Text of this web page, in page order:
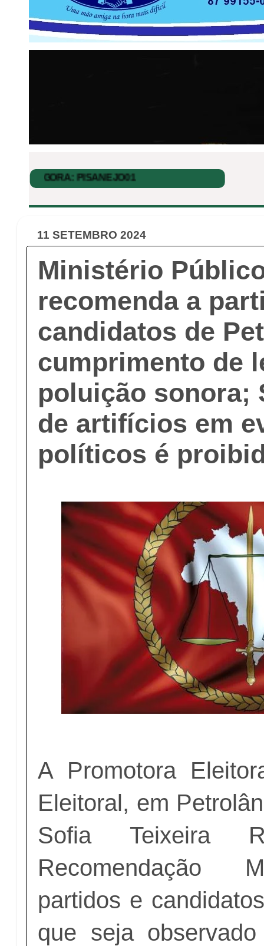
11 SETEMBRO 2024
Ministério
recomenda a
candidatos de
cumprimento de
poluição sonora;
de artifícios em
políticos é
A Promotora
Eleitoral, em
Sofia Teixeira
Recomendação
partidos e
que seja